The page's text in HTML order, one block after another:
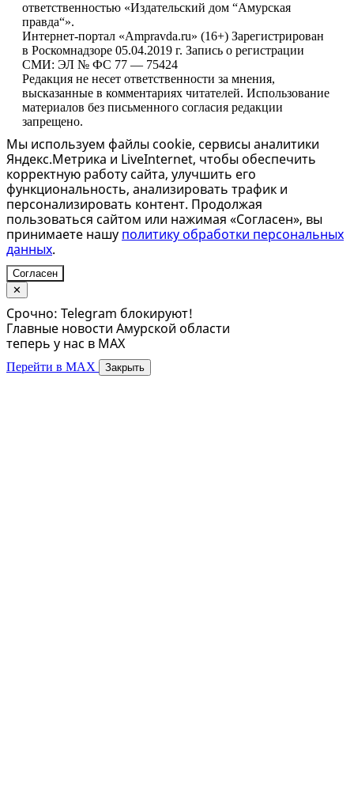
ответственностью «Издательский дом “Амурская
правда“».
Интернет-портал «Ampravda.ru» (16+) Зарегистрирован
в Роскомнадзоре 05.04.2019 г. Запись о регистрации
СМИ: ЭЛ № ФС 77 — 75424
Редакция не несет ответственности за мнения,
высказанные в комментариях читателей. Использование
материалов без письменного согласия редакции
запрещено.
Мы используем файлы cookie, сервисы аналитики
Яндекс.Метрика и LiveInternet, чтобы обеспечить
корректную работу сайта, улучшить его
функциональность, анализировать трафик и
персонализировать контент. Продолжая
пользоваться сайтом или нажимая «Согласен», вы
принимаете нашу политику обработки персональных
данных.
Согласен
✕
Срочно: Telegram блокируют!
Главные новости Амурской области
теперь у нас в MAX
Перейти в MAX Закрыть